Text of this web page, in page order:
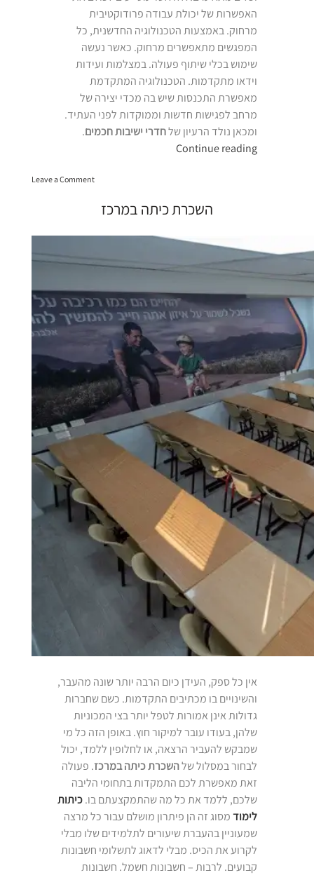
האפשרות של יכולת עבודה פרודוקטיבית
מרחוק. באמצעות הטכנולוגיה החדשנית, כל
המפגשים מתאפשרים מרחוק. כאשר נעשה
שימוש בכלי שיתוף פעולה. במצלמות ועידות
וידאו מתקדמות. הטכנולוגיה המתקדמת
מאפשרת התכנסות שיש בה מכדי יצירה של
מרחב לפגישות חדשות וממוקדות לפני העתיד.
ומכאן נולד הרעיון שלחדרי ישיבות חכמים.
Continue reading“חדרי
Leave a Commenton
חכמים
השכרת כיתה במרכז
אין כל ספק, העידן כיום הרבה יותר שונה מהעבר,
והשינויים בו מכתיבים התקדמות. כשם שחברות
גדולות אינן אמורות לטפל יותר בצי המכוניות
שלהן, בעודו עובר למיקור חוץ. באופן הזה כל מי
שמבקש להעביר הרצאה, או לחלופין ללמד, יכול
לבחור במסלול שלהשכרת כיתה במרכז. פעולה
זאת מאפשרת לכם התמקדות בתחומי הליבה
שלכם, ללמד את כל מה שהתמקצעתם בו. כיתות
לימודמסוג זה הן פיתרון מושלם עבור כל מרצה
שמעוניין בהעברת שיעורים לתלמידים שלו מבלי
לקרוע את הכיס. מבלי לדאוג לתשלומי חשבונות
קבועים. לרבות – חשבונות חשמל. חשבונות